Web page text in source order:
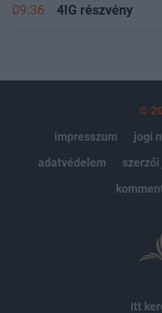
09:36 4IG részvény
©
impresszum
jogi
adatvédelem
szerzői
Itt